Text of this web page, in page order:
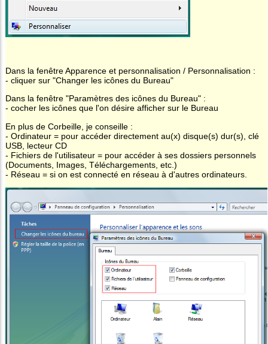
Dans la fenêtre Apparence et personnalisation / Personnalisation :
- cliquer sur "Changer les icônes du Bureau"
Dans la fenêtre "Paramètres des icônes du Bureau" :
- cocher les icônes que l'on désire afficher sur le Bureau
En plus de Corbeille, je conseille :
- Ordinateur = pour accéder directement au(x) disque(s) dur(s), clé
USB, lecteur CD
- Fichiers de l'utilisateur = pour accéder à ses dossiers personnels
(Documents, Images, Téléchargements, etc.)
- Réseau = si on est connecté en réseau à d'autres ordinateurs.